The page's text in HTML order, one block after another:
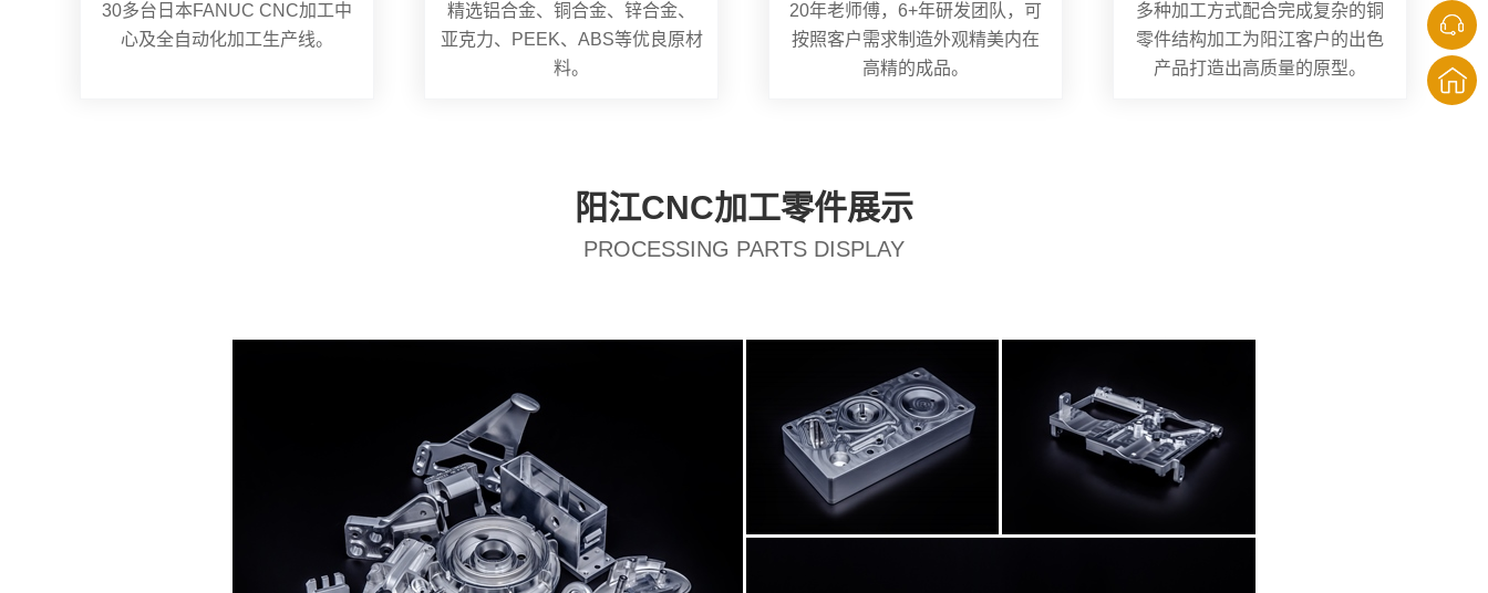
30多台日本FANUC CNC加工中
心及全自动化加工生产线。
精选铝合金、铜合金、锌合金、
亚克力、PEEK、ABS等优良原材
料。
20年老师傅，6+年研发团队，可
按照客户需求制造外观精美内在
高精的成品。
多种加工方式配合完成复杂的铜
零件结构加工为阳江客户的出色
产品打造出高质量的原型。
阳江CNC加工零件展示
PROCESSING PARTS DISPLAY